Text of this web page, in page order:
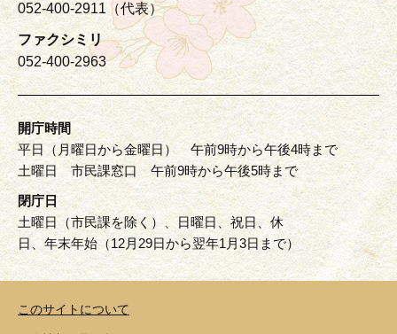
052-400-2911（代表）
ファクシミリ
052-400-2963
開庁時間
平日（月曜日から金曜日） 午前9時から午後4時まで
土曜日 市民課窓口 午前9時から午後5時まで
閉庁日
土曜日（市民課を除く）、日曜日、祝日、休
日、年末年始（12月29日から翌年1月3日まで）
このサイトについて